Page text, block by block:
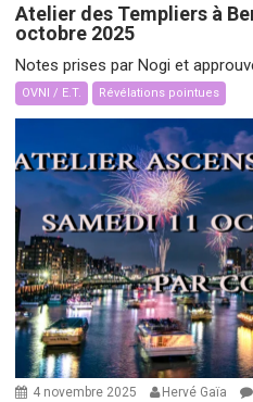
Atelier des Templiers à
octobre 2025
Notes prises par Nogi et
OVNI / E.T. Révélations pointues
4 novembre 2025 Hervé Gaïa